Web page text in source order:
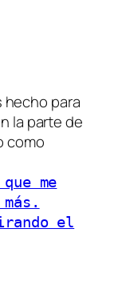
hecho para
la parte de
como
me
el